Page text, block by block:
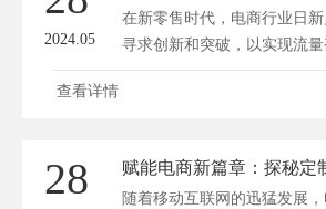
2024.05
在新零售时代，电商行业日
寻求创新和突破，以实现流
程...
查看详情
28
随着移动互联网的迅猛发展